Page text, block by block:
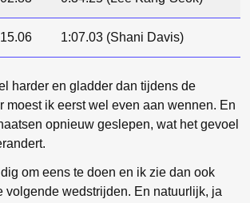
1:07.03 (Shani Davis)
harder en gladder dan tijdens de
moest ik eerst wel even aan wennen. En
opnieuw geslepen, wat het gevoel
om eens te doen en ik zie dan ook
volgende wedstrijden. En natuurlijk, ja